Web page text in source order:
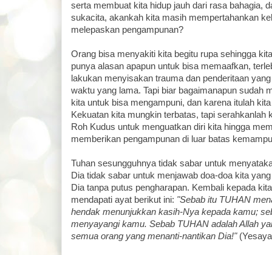
serta membuat kita hidup jauh dari rasa bahagia,
sukacita, akankah kita masih mempertahankan
melepaskan pengampunan?
Orang bisa menyakiti kita begitu rupa sehingga
punya alasan apapun untuk bisa memaafkan,
lakukan menyisakan trauma dan penderitaan
waktu yang lama. Tapi biar bagaimanapun sudah
kita untuk bisa mengampuni, dan karena itulah
Kekuatan kita mungkin terbatas, tapi serahkanlah
Roh Kudus untuk menguatkan diri kita hingga
memberikan pengampunan di luar batas
Tuhan sesungguhnya tidak sabar untuk
Dia tidak sabar untuk menjawab doa-doa kita
Dia tanpa putus pengharapan. Kembali kepada
mendapati ayat berikut ini: "Sebab itu TUHAN
hendak menunjukkan kasih-Nya kepada kamu;
menyayangi kamu. Sebab TUHAN adalah Allah
semua orang yang menanti-nantikan Dia!"